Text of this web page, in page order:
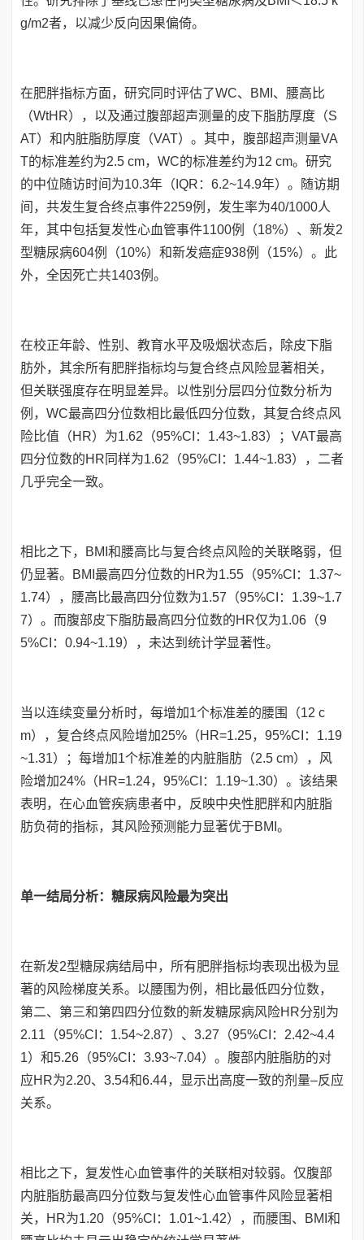
g/m2者，以减少反向因果偏倚。
在肥胖指标方面，研究同时评估了WC、BMI、腰高比
（WtHR），以及通过腹部超声测量的皮下脂肪厚度（S
AT）和内脏脂肪厚度（VAT）。其中，腹部超声测量VA
T的标准差约为2.5 cm，WC的标准差约为12 cm。研究
的中位随访时间为10.3年（IQR：6.2~14.9年）。随访期
间，共发生复合终点事件2259例，发生率为40/1000人
年，其中包括复发性心血管事件1100例（18%）、新发2
型糖尿病604例（10%）和新发癌症938例（15%）。此
外，全因死亡共1403例。
在校正年龄、性别、教育水平及吸烟状态后，除皮下脂
肪外，其余所有肥胖指标均与复合终点风险显著相关，
但关联强度存在明显差异。以性别分层四分位数分析为
例，WC最高四分位数相比最低四分位数，其复合终点风
险比值（HR）为1.62（95%CI：1.43~1.83）；VAT最高
四分位数的HR同样为1.62（95%CI：1.44~1.83），二者
几乎完全一致。
相比之下，BMI和腰高比与复合终点风险的关联略弱，但
仍显著。BMI最高四分位数的HR为1.55（95%CI：1.37~
1.74），腰高比最高四分位数为1.57（95%CI：1.39~1.7
7）。而腹部皮下脂肪最高四分位数的HR仅为1.06（9
5%CI：0.94~1.19），未达到统计学显著性。
当以连续变量分析时，每增加1个标准差的腰围（12 c
m），复合终点风险增加25%（HR=1.25，95%CI：1.19
~1.31）；每增加1个标准差的内脏脂肪（2.5 cm），风
险增加24%（HR=1.24，95%CI：1.19~1.30）。该结果
表明，在心血管疾病患者中，反映中央性肥胖和内脏脂
肪负荷的指标，其风险预测能力显著优于BMI。
单一结局分析：糖尿病风险最为突出
在新发2型糖尿病结局中，所有肥胖指标均表现出极为显
著的风险梯度关系。以腰围为例，相比最低四分位数，
第二、第三和第四四分位数的新发糖尿病风险HR分别为
2.11（95%CI：1.54~2.87）、3.27（95%CI：2.42~4.4
1）和5.26（95%CI：3.93~7.04）。腹部内脏脂肪的对
应HR为2.20、3.54和6.44，显示出高度一致的剂量–反应
关系。
相比之下，复发性心血管事件的关联相对较弱。仅腹部
内脏脂肪最高四分位数与复发性心血管事件风险显著相
关，HR为1.20（95%CI：1.01~1.42），而腰围、BMI和